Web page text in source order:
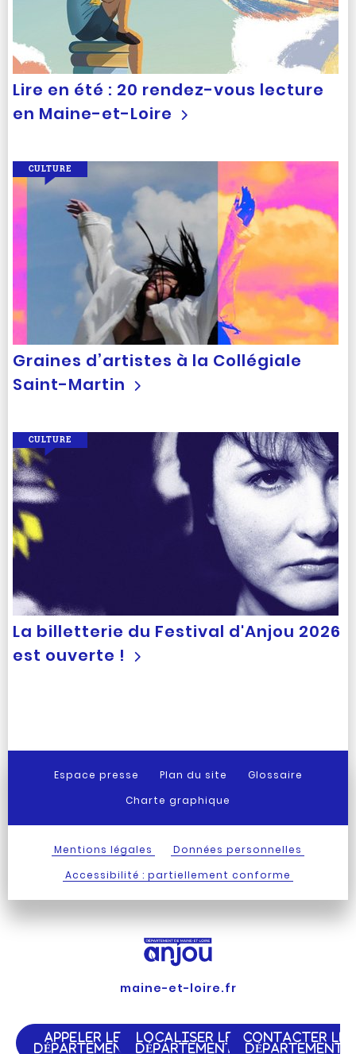
Lire en été : 20 rendez-vous lecture
en Maine-et-Loire
Graines d’artistes à la Collégiale
Saint-Martin
CULTURE
La billetterie du Festival d'Anjou 2026
est ouverte !
CULTURE
Espace presse Plan du site
Glossaire
Charte graphique
Mentions légales
Données personnelles
Accessibilité : partiellement conforme
maine-et-loire.fr
APPELER LE
DÉPARTEMENT
LOCALISER LE
DÉPARTEMENT
CONTACTER LE
DÉPARTEMENT